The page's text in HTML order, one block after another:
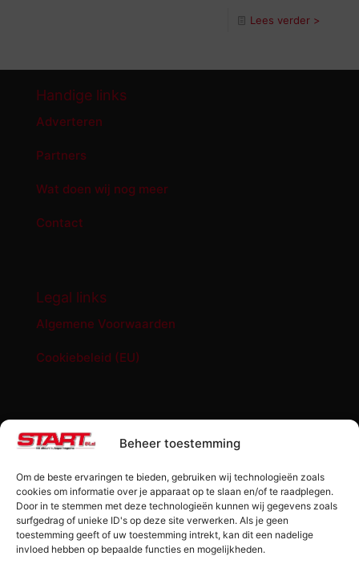
Beheer toestemming
Om de beste ervaringen te bieden, gebruiken wij technologieën zoals
cookies om informatie over je apparaat op te slaan en/of te raadplegen.
Door in te stemmen met deze technologieën kunnen wij gegevens zoals
surfgedrag of unieke ID's op deze site verwerken. Als je geen
toestemming geeft of uw toestemming intrekt, kan dit een nadelige
invloed hebben op bepaalde functies en mogelijkheden.
Lees verder >
Handige links
Adverteren
Partners
Wat doen wij nog meer
Contact
Legal links
Algemene Voorwaarden
Cookiebeleid (EU)
START '84 shop
Losse editie Start ’84
Start ’84 Merchandise
Check jouw code